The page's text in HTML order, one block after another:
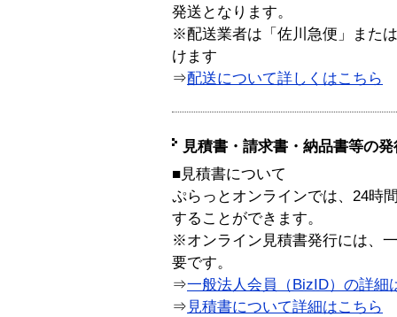
発送となります。
※配送業者は「佐川急便」また
けます
⇒配送について詳しくはこちら
見積書・請求書・納品書等の
■見積書について
ぷらっとオンラインでは、24時
することができます。
※オンライン見積書発行には、
要です。
⇒一般法人会員（BizID）の詳細
⇒ 見積書について詳細はこちら